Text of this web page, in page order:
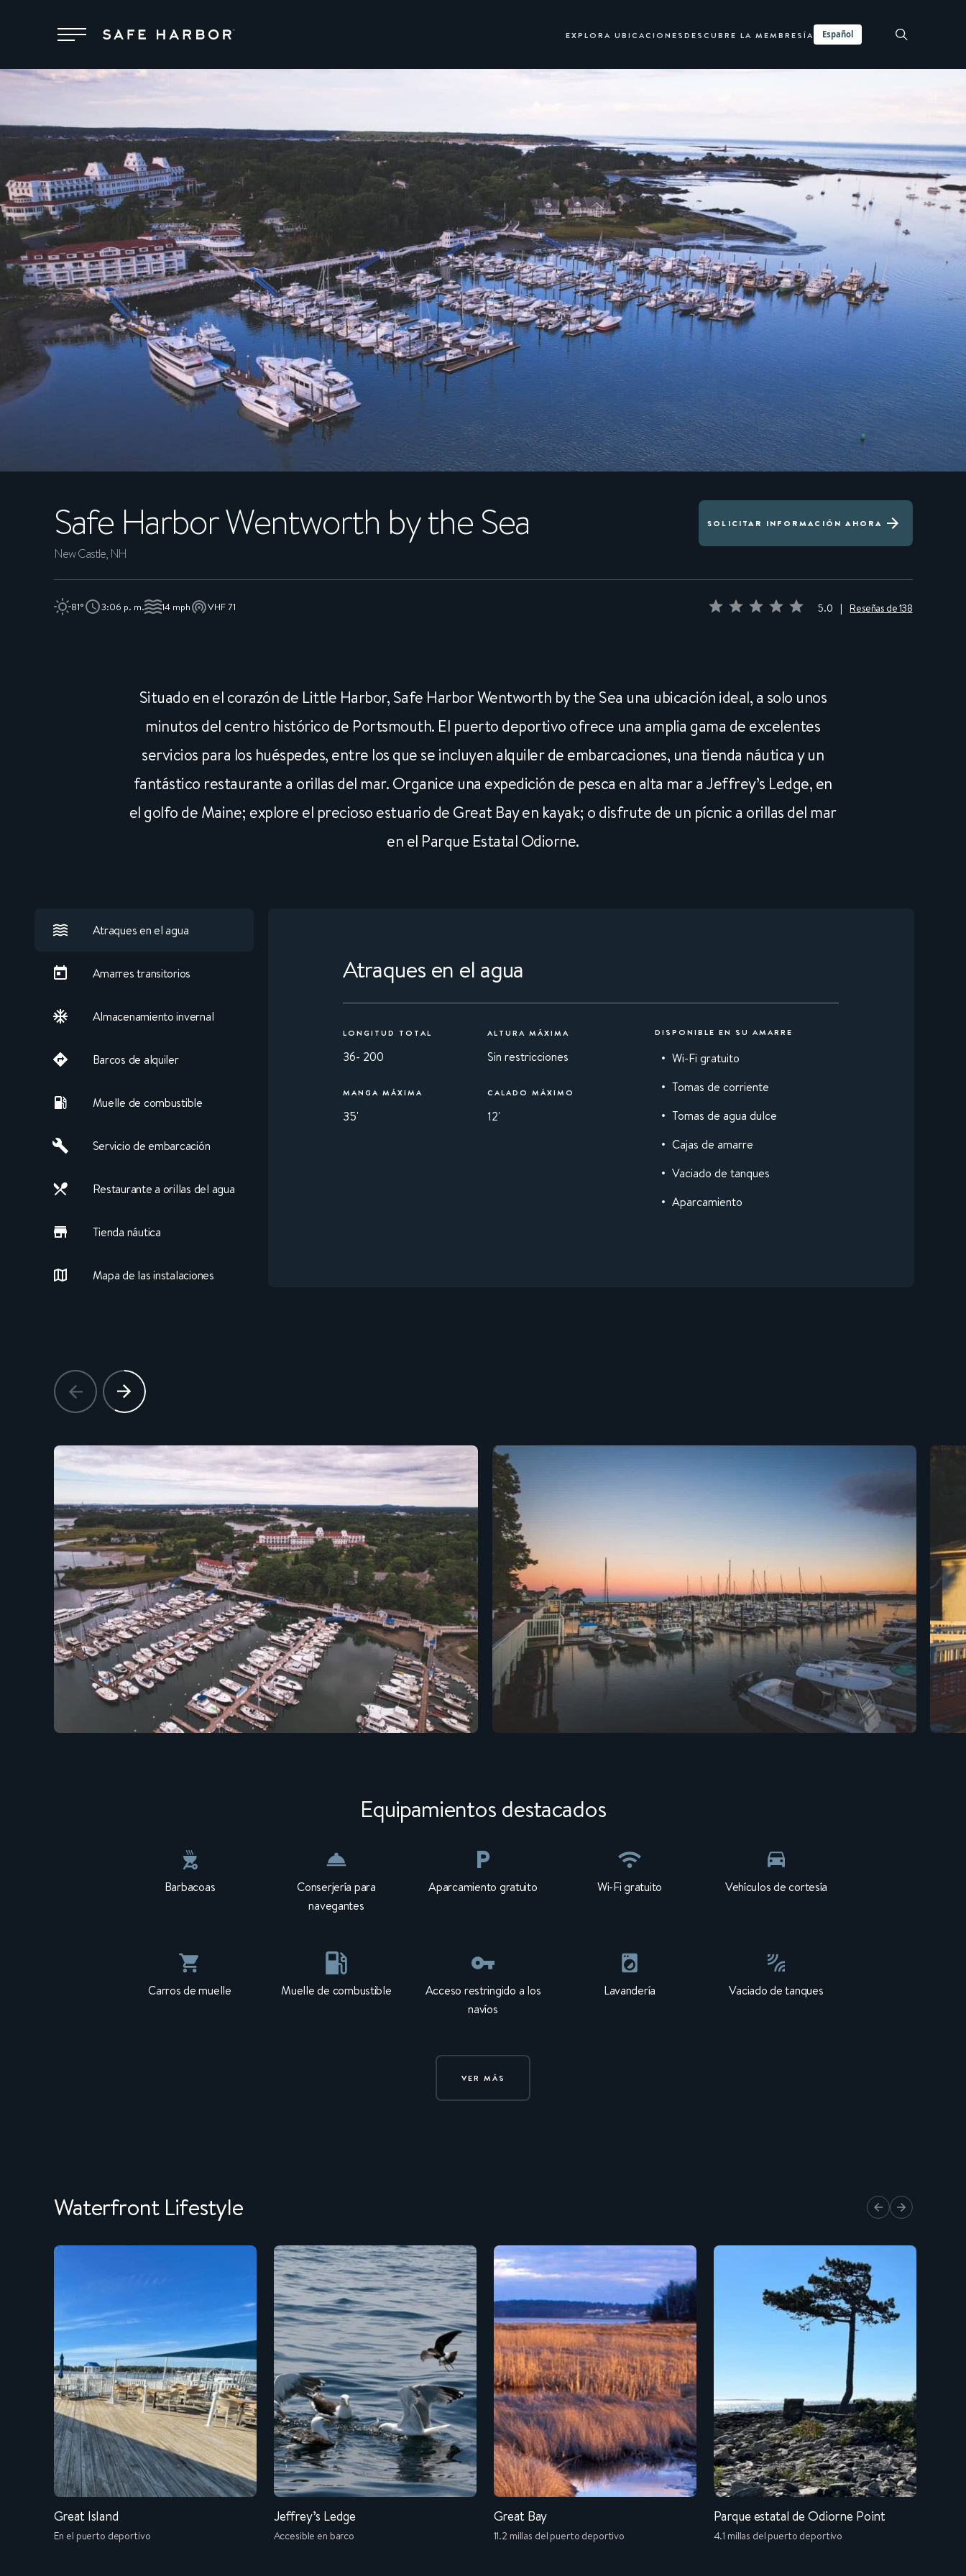
Ubicaciones
Membresía
Mantenimiento
Superyachts
Acerca de
SHOP
EMPLEO
NOTICIAS
EXPLORA UBICACIONES DESCUBRE LA MEMBRESÍA Español
Safe HarborWentworth by the Sea
New Castle, NH
SOLICITAR INFORMACIÓN AHORA
81° 3:06 p. m. 14 mph VHF 71 5.0 | Reseñas de 138
Situado en el corazón de Little Harbor, Safe Harbor Wentworth by the Sea una ubicación ideal, a solo unos
minutos del centro histórico de Portsmouth. El puerto deportivo ofrece una amplia gama de excelentes
servicios para los huéspedes, entre los que se incluyen alquiler de embarcaciones, una tienda náutica y un
fantástico restaurante a orillas del mar. Organice una expedición de pesca en alta mar a Jeffrey’s Ledge, en
el golfo de Maine; explore el precioso estuario de Great Bay en kayak; o disfrute de un pícnic a orillas del mar
en el Parque Estatal Odiorne.
Atraques en el agua
Amarres transitorios
Almacenamiento invernal
Barcos de alquiler
Muelle de combustible
Servicio de embarcación
Restaurante a orillas del agua
Tienda náutica
Mapa de las instalaciones
Atraques en el agua
LONGITUD TOTAL
36- 200
ALTURA MÁXIMA
Sin restricciones
MANGA MÁXIMA
35'
CALADO MÁXIMO
12'
DISPONIBLE EN SU AMARRE
Wi-Fi gratuito
Tomas de corriente
Tomas de agua dulce
Cajas de amarre
Vaciado de tanques
Aparcamiento
Equipamientos destacados
Barbacoas
Conserjería para
navegantes
Aparcamiento gratuito Wi-Fi gratuito Vehículos de cortesía
Carros de muelle Muelle de combustible
Acceso restringido a los
navíos
Lavandería Vaciado de tanques
VER MÁS
Waterfront Lifestyle
Great Island
En el puerto deportivo
Jeffrey’s Ledge
Accesible en barco
Great Bay
11.2 millas del puerto deportivo
Parque estatal de Odiorne Point
4.1 millas del puerto deportivo